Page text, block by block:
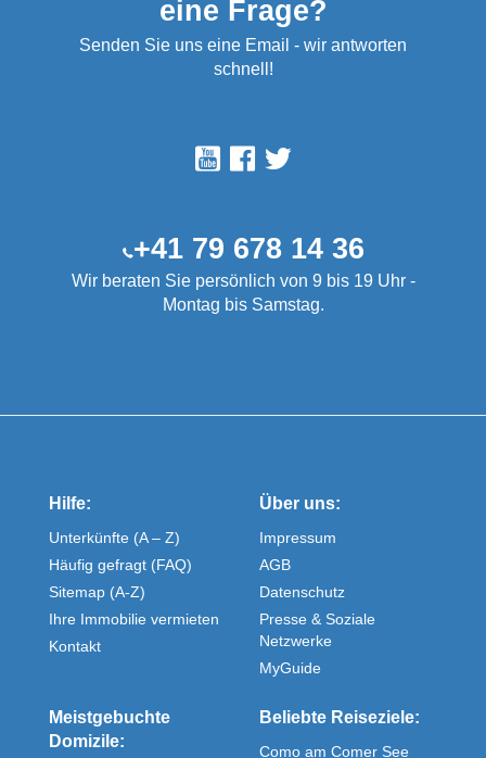
eine Frage?
Senden Sie uns eine Email - wir antworten
schnell!
+41 79 678 14 36
Wir beraten Sie persönlich von 9 bis 19 Uhr -
Montag bis Samstag.
Hilfe:
Unterkünfte (A – Z)
Häufig gefragt (FAQ)
Sitemap (A-Z)
Ihre Immobilie vermieten
Kontakt
Über uns:
Impressum
AGB
Datenschutz
Presse & Soziale
Netzwerke
MyGuide
Meistgebuchte
Domizile:
Beliebte Reiseziele:
Como am Comer See